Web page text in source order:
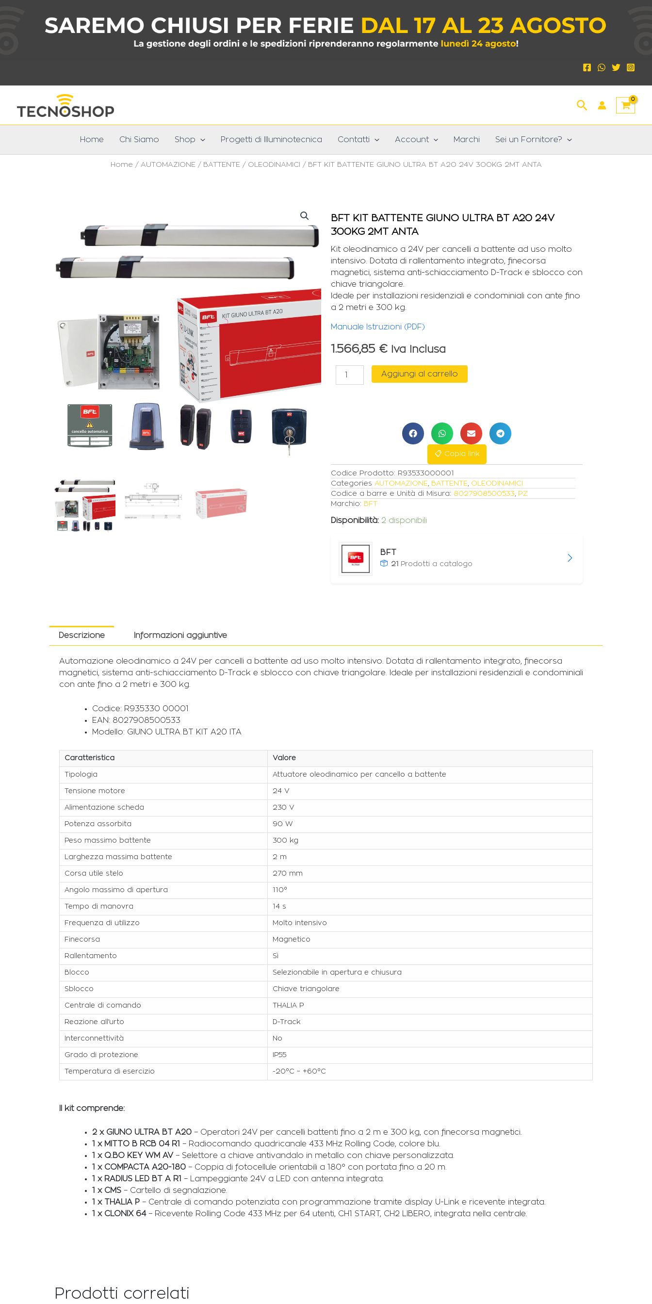
Cerca
Home Chi Siamo Shop Progetti di Illuminotecnica Contatti Account Marchi Sei un Fornitore?
Home / AUTOMAZIONE/ BATTENTE/ OLEODINAMICI / BFT KIT BATTENTE GIUNO ULTRA BT A20 24V 300KG 2MT ANTA
BFT KIT BATTENTE GIUNO ULTRA BT A20 24V
300KG 2MT ANTA
Kit oleodinamico a 24V per cancelli a battente ad uso molto
intensivo. Dotata di rallentamento integrato, finecorsa
magnetici, sistema anti-schiacciamento D-Track e sblocco con
chiave triangolare.
Ideale per installazioni residenziali e condominiali con ante fino
a 2 metri e 300 kg.
Manuale Istruzioni (PDF)
1.566,85 € Iva Inclusa
ANTA
quantità
Aggiungi al carrello
📋 Copia link
Codice Prodotto: R93533000001
Categories AUTOMAZIONE BATTENTE OLEODINAMICI
Codice a barre e Unità di Misura: 8027908500533
PZ
Marchio: BFT
Disponibilità: 2 disponibili
BFT
21 Prodotti a catalogo
Descrizione Informazioni aggiuntive
Automazione oleodinamico a 24V per cancelli a battente ad uso molto intensivo. Dotata di rallentamento integrato, finecorsa
magnetici, sistema anti-schiacciamento D-Track e sblocco con chiave triangolare. Ideale per installazioni residenziali e condominiali
con ante fino a 2 metri e 300 kg.
Codice: R935330 00001
EAN: 8027908500533
Modello: GIUNO ULTRA BT KIT A20 ITA
Caratteristica Valore
Tipologia Attuatore oleodinamico per cancello a battente
Tensione motore 24 V
Alimentazione scheda 230 V
Potenza assorbita 90 W
Peso massimo battente 300 kg
Larghezza massima battente 2 m
Corsa utile stelo 270 mm
Angolo massimo di apertura 110°
Tempo di manovra 14 s
Frequenza di utilizzo Molto intensivo
Finecorsa Magnetico
Rallentamento Sì
Blocco Selezionabile in apertura e chiusura
Sblocco Chiave triangolare
Centrale di comando THALIA P
Reazione all’urto D-Track
Interconnettività No
Grado di protezione IP55
Temperatura di esercizio -20°C ~ +60°C
Il kit comprende:
2 x GIUNO ULTRA BT A20 – Operatori 24V per cancelli battenti fino a 2 m e 300 kg, con finecorsa magnetici.
1 x MITTO B RCB 04 R1 – Radiocomando quadricanale 433 MHz Rolling Code, colore blu.
1 x Q.BO KEY WM AV – Selettore a chiave antivandalo in metallo con chiave personalizzata.
1 x COMPACTA A20-180 – Coppia di fotocellule orientabili a 180° con portata fino a 20 m.
1 x RADIUS LED BT A R1 – Lampeggiante 24V a LED con antenna integrata.
1 x CMS – Cartello di segnalazione.
1 x THALIA P – Centrale di comando potenziata con programmazione tramite display U-Link e ricevente integrata.
1 x CLONIX 64– Ricevente Rolling Code 433 MHz per 64 utenti, CH1 START, CH2 LIBERO, integrata nella centrale.
Prodotti correlati